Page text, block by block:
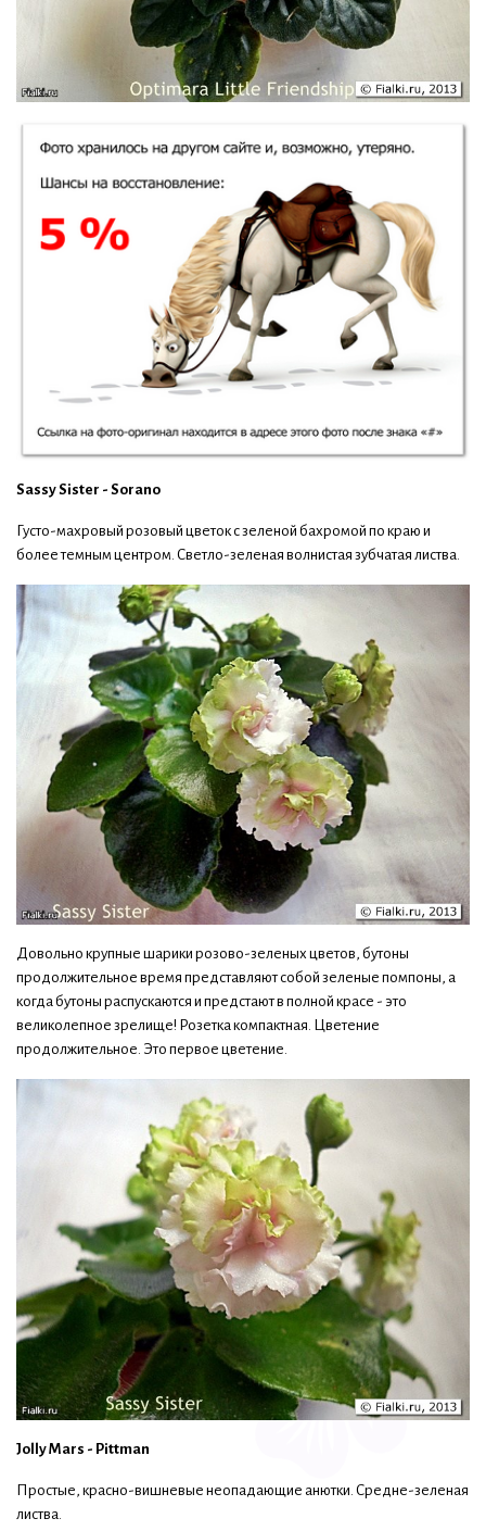
Sassy Sister - Sorano
Густо-махровый розовый цветок с зеленой бахромой по краю и
более темным центром. Светло-зеленая волнистая зубчатая листва.
Довольно крупные шарики розово-зеленых цветов, бутоны
продолжительное время представляют собой зеленые помпоны, а
когда бутоны распускаются и предстают в полной красе - это
великолепное зрелище! Розетка компактная. Цветение
продолжительное. Это первое цветение.
Jolly Mars - Pittman
Простые, красно-вишневые неопадающие анютки. Средне-зеленая
листва.